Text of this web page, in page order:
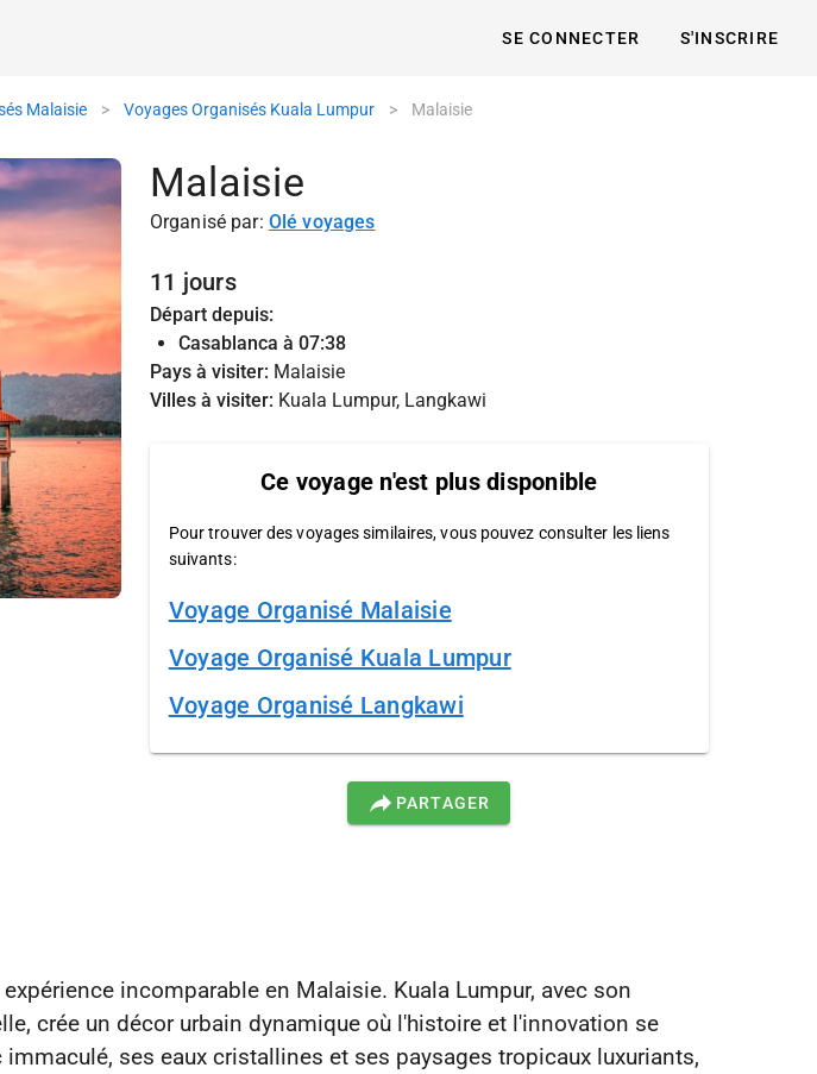
SE CONNECTER S'INSCRIRE
Malaisie > Voyages Organisés Kuala Lumpur > Malaisie
Malaisie
Organisé par: Olé voyages
11 jours
Départ depuis:
Casablanca à 07:38
Pays à visiter: Malaisie
Villes à visiter: Kuala Lumpur, Langkawi
Ce voyage n'est plus disponible
Pour trouver des voyages similaires, vous pouvez consulter les liens
suivants:
Voyage Organisé Malaisie
Voyage Organisé Kuala Lumpur
Voyage Organisé Langkawi
PARTAGER
incomparable en Malaisie. Kuala Lumpur, avec son
crée un décor urbain dynamique où l'histoire et l'innovation se
ses eaux cristallines et ses paysages tropicaux luxuriants,